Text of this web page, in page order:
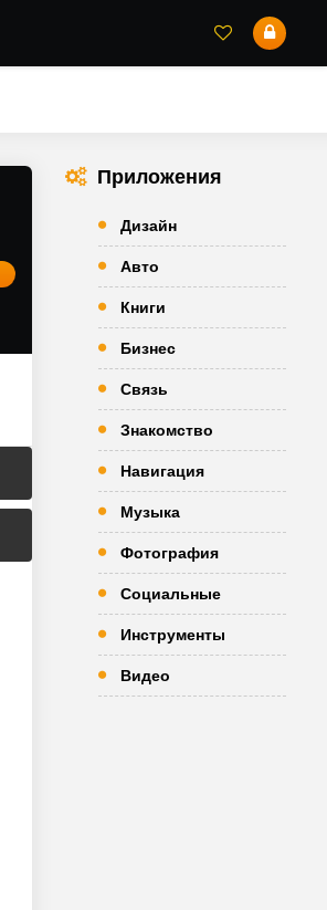
Приложения
Дизайн
Авто
Книги
Бизнес
Связь
Знакомство
Навигация
Музыка
Фотография
Социальные
Инструменты
Видео